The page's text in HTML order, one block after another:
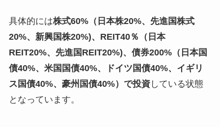
具体的には株式60%（日本株20%、先進国株式
20%、新興国株20%)、REIT40％（日本
REIT20%、先進国REIT20%)、債券200%（日本国
債40%、米国国債40%、ドイツ国債40%、イギリ
ス国債40%、豪州国債40%） で投資している状態
となっています。